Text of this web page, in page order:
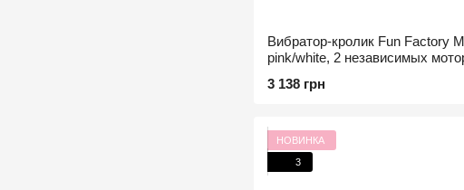
Вибратор-кролик Fun Factory
pink/white, 2 независимых
3 138 грн
НОВИНКА
3